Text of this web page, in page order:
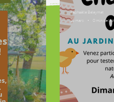
Raphaëlle Beleymet
25 mars
0 min de